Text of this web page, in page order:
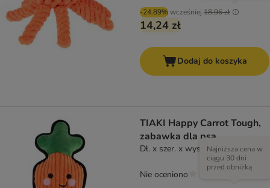
-24.89%wcześniej 18,96 zł
14,24 zł
Dodaj do koszyka
TIAKI Happy Carrot Tough,
zabawka dla psa
Dł. x szer. x wys: 29 x 14 x 6,5 cm
Najniższa cena w
ciągu 30 dni
przed obniżką
Nie oceniono